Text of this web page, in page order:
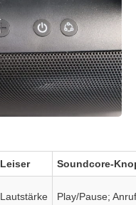
Leiser Soundcore-
Lautstärke
Play/Pause; Anruf